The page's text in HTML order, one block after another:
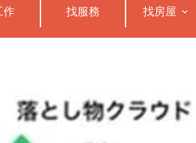
作 找服務 找房屋